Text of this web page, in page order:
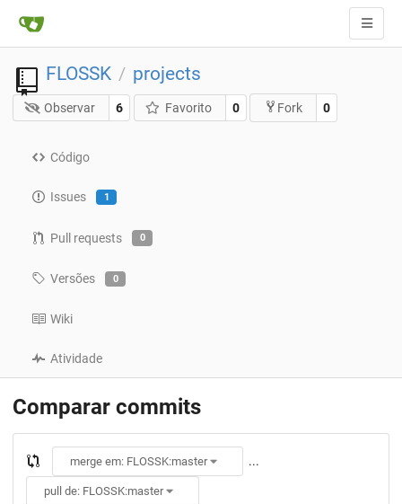
FLOSSK / projects
Observar 6 Favorito 0 Fork 0
Código
Issues 1
Pull requests 0
Versões 0
Wiki
Atividade
Comparar commits
merge em: FLOSSK:master ...
pull de: FLOSSK:master